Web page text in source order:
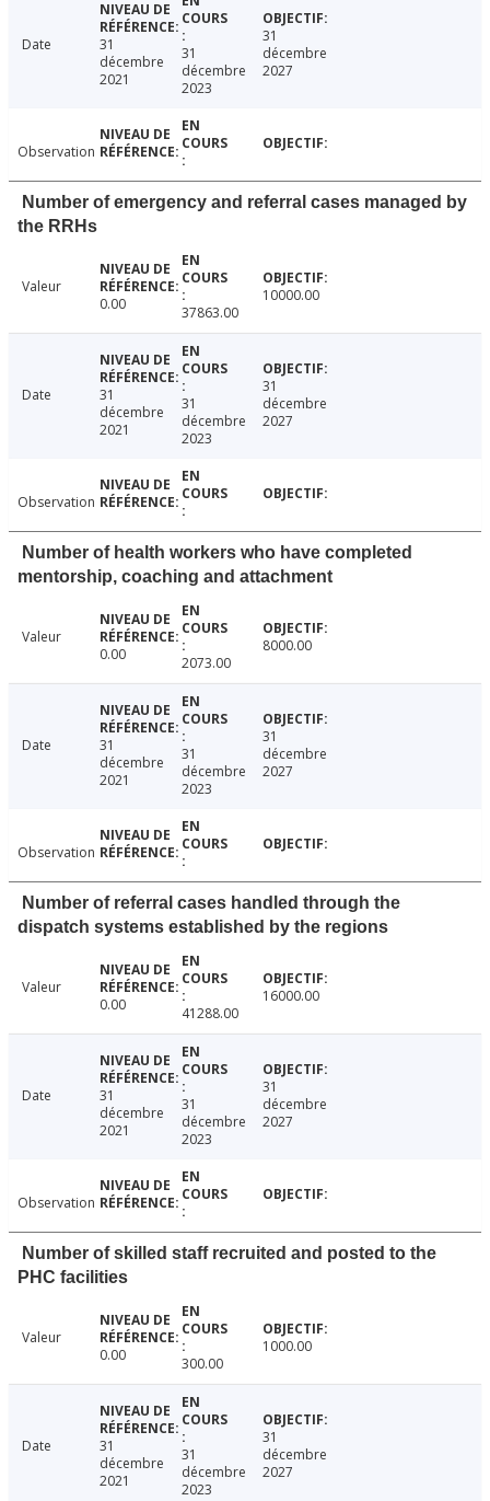
Date
31
décembre
2021
31
décembre
2023
31
décembre
2027
Observation
Number of emergency and referral cases managed by
the RRHs
Valeur
0.00
37863.00
10000.00
Date
31
décembre
2021
31
décembre
2023
31
décembre
2027
Observation
Number of health workers who have completed
mentorship, coaching and attachment
Valeur
0.00
2073.00
8000.00
Date
31
décembre
2021
31
décembre
2023
31
décembre
2027
Observation
Number of referral cases handled through the
dispatch systems established by the regions
Valeur
0.00
41288.00
16000.00
Date
31
décembre
2021
31
décembre
2023
31
décembre
2027
Observation
Number of skilled staff recruited and posted to the
PHC facilities
Valeur
0.00
300.00
1000.00
Date
31
décembre
2021
31
décembre
2023
31
décembre
2027